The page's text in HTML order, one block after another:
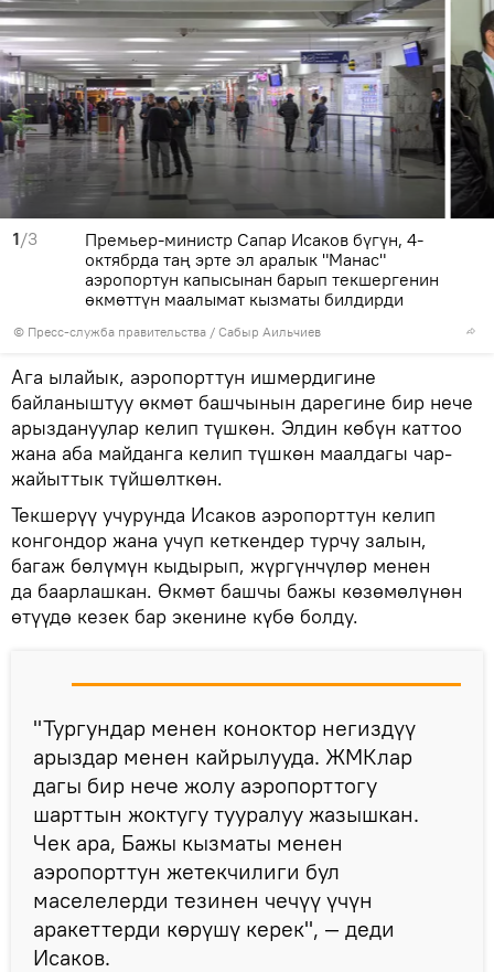
1/3
© Пресс-служба правительства / Сабыр Аильчиев
Премьер-министр Сапар Исаков бүгүн, 4-
октябрда таң эрте эл аралык "Манас"
аэропортун капысынан барып текшергенин
өкмөттүн маалымат кызматы билдирди
Ага ылайык, аэропорттун ишмердигине
байланыштуу өкмөт башчынын дарегине бир нече
арыздануулар келип түшкөн. Элдин көбүн каттоо
жана аба майданга келип түшкөн маалдагы чар-
жайыттык түйшөлткөн.
Текшерүү учурунда Исаков аэропорттун келип
конгондор жана учуп кеткендер турчу залын,
багаж бөлүмүн кыдырып, жүргүнчүлөр менен
да баарлашкан. Өкмөт башчы бажы көзөмөлүнөн
өтүүдө кезек бар экенине күбө болду.
"Тургундар менен коноктор негиздүү
арыздар менен кайрылууда. ЖМКлар
дагы бир нече жолу аэропорттогу
шарттын жоктугу тууралуу жазышкан.
Чек ара, Бажы кызматы менен
аэропорттун жетекчилиги бул
маселелерди тезинен чечүү үчүн
аракеттерди көрүшү керек", — деди
Исаков.